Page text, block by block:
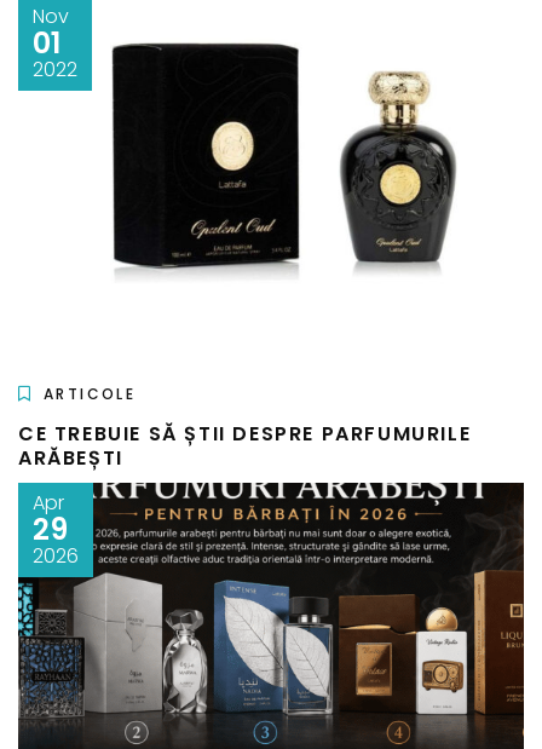
Nov
01
2022
ARTICOLE
CE TREBUIE SĂ ȘTII DESPRE PARFUMURILE
ARĂBEȘTI
Apr
29
2026